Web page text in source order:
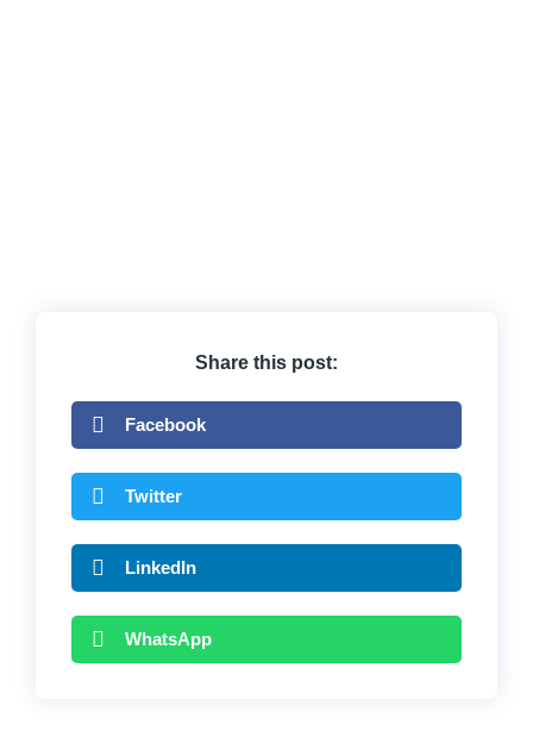
Share this post:
Facebook
Twitter
LinkedIn
WhatsApp